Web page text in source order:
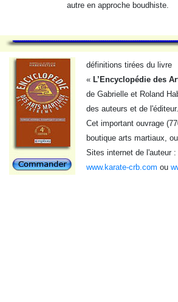
autre en approche boudhiste.
définitions tirées du livre
« L’Encyclopédie des
de Gabrielle et Roland
des auteurs et de l'éditeur.
Cet important ouvrage
boutique arts martiaux,
Sites internet de l'auteur :
www.karate-crb.com ou